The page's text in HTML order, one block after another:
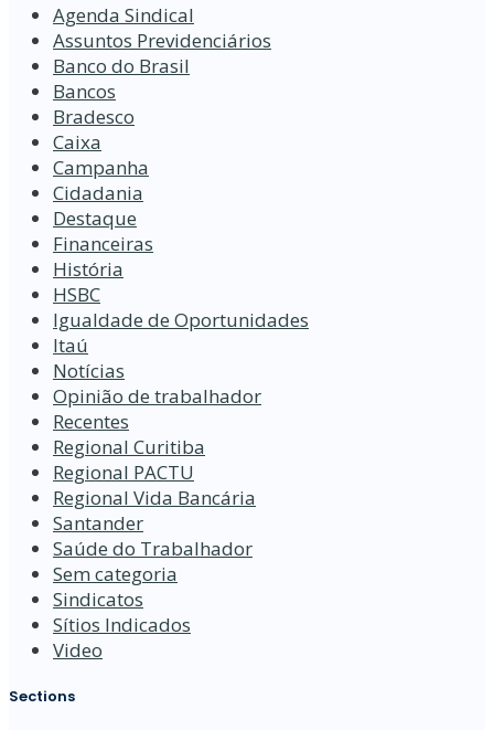
Agenda Sindical
Assuntos Previdenciários
Banco do Brasil
Bancos
Bradesco
Caixa
Campanha
Cidadania
Destaque
Financeiras
História
HSBC
Igualdade de Oportunidades
Itaú
Notícias
Opinião de trabalhador
Recentes
Regional Curitiba
Regional PACTU
Regional Vida Bancária
Santander
Saúde do Trabalhador
Sem categoria
Sindicatos
Sítios Indicados
Video
Sections